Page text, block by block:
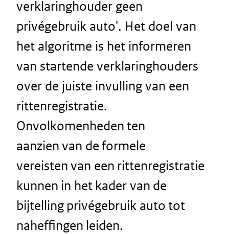
verklaringhouder geen
privégebruik auto'. Het doel van
het algoritme is het informeren
van startende verklaringhouders
over de juiste invulling van een
rittenregistratie.
Onvolkomenheden ten
aanzien van de formele
vereisten van een rittenregistratie
kunnen in het kader van de
bijtelling privégebruik auto tot
naheffingen leiden.